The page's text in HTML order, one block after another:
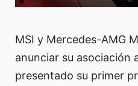
MSI y Mercedes-AMG
anunciar su asociación
presentado su primer